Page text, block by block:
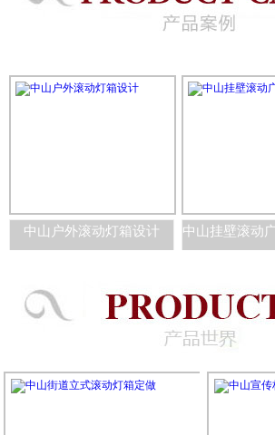
会根据公司市场方向，经营项目，针对人群，客
虑产品质量、安全、工艺、美观等因素，尽量
中山户外滚动灯箱设计 中山挂壁滚动